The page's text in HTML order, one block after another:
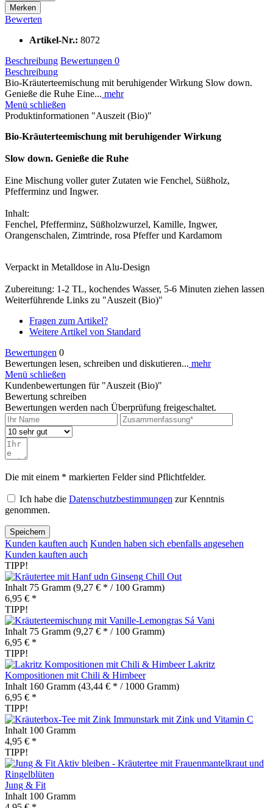
Merken
Bewerten
Artikel-Nr.: 8072
Beschreibung Bewertungen 0
Beschreibung
Bio-Kräuterteemischung mit beruhigender Wirkung Slow down.
Genieße die Ruhe Eine... mehr
Menü schließen
Produktinformationen "Auszeit (Bio)"
Bio-Kräuterteemischung mit beruhigender Wirkung
Slow down. Genieße die Ruhe
Eine Mischung voller guter Zutaten wie Fenchel, Süßholz,
Pfefferminz und Ingwer.
Inhalt:
Fenchel, Pfefferminz, Süßholzwurzel, Kamille, Ingwer,
Orangenschalen, Zimtrinde, rosa Pfeffer und Kardamom
Verpackt in Metalldose in Alu-Design
Zubereitung: 1-2 TL, kochendes Wasser, 5-6 Minuten ziehen lassen
Weiterführende Links zu "Auszeit (Bio)"
Fragen zum Artikel?
Weitere Artikel von Standard
Bewertungen 0
Bewertungen lesen, schreiben und diskutieren... mehr
Menü schließen
Kundenbewertungen für "Auszeit (Bio)"
Bewertung schreiben
Bewertungen werden nach Überprüfung freigeschaltet.
Die mit einem * markierten Felder sind Pflichtfelder.
Ich habe die Datenschutzbestimmungen zur Kenntnis
genommen.
Speichern
Kunden kauften auch Kunden haben sich ebenfalls angesehen
Kunden kauften auch
TIPP!
Chill Out
Inhalt 75 Gramm (9,27 € * / 100 Gramm)
6,95 € *
TIPP!
Sá Vani
Inhalt 75 Gramm (9,27 € * / 100 Gramm)
6,95 € *
TIPP!
Lakritz
Kompositionen mit Chili & Himbeer
Inhalt 160 Gramm (43,44 € * / 1000 Gramm)
6,95 € *
TIPP!
Immunstark mit Zink und Vitamin C
Inhalt 100 Gramm
4,95 € *
TIPP!
Jung & Fit
Inhalt 100 Gramm